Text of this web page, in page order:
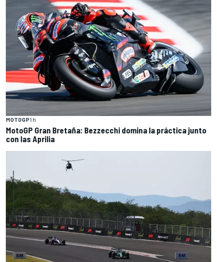
MOTOGP1 h
MotoGP Gran Bretaña: Bezzecchi domina la práctica junto
con las Aprilia